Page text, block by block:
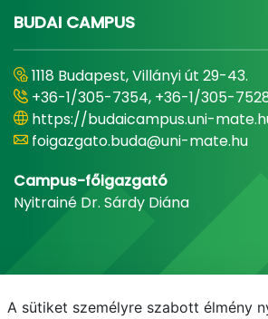
BUDAI CAMPUS
1118 Budapest, Villányi út 29-43.
+36-1/305-7354, +36-1/305-
https://budaicampus.uni-
foigazgato.buda@uni-mate.hu
Campus-főigazgató
Nyitrainé Dr. Sárdy Diána
A sütiket személyre szabott élmény